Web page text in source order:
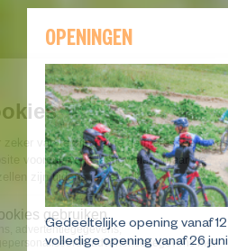
OPENINGEN
Gedeeltelijke opening vanaf
volledige opening vanaf 26